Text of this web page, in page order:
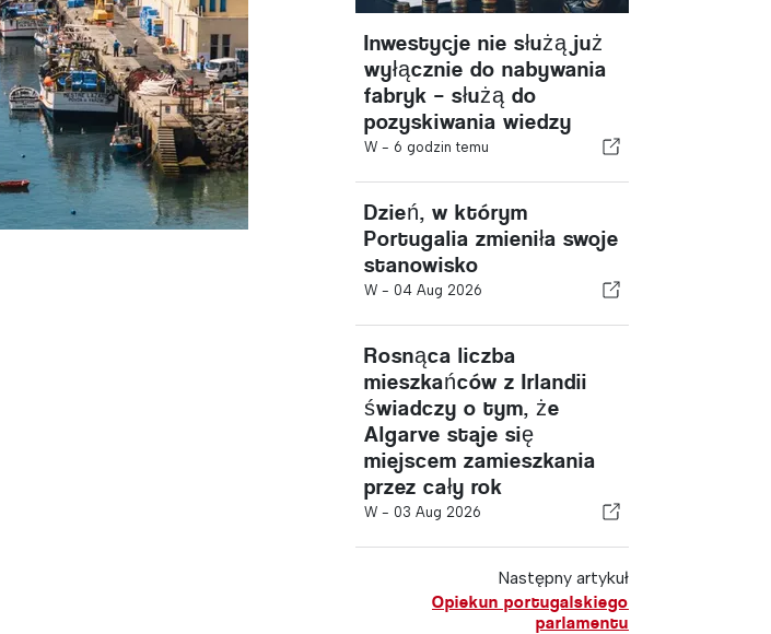
Inwestycje nie służą już
wyłącznie do nabywania
fabryk – służą do
pozyskiwania wiedzy
W - 6 godzin temu
Dzień, w którym
Portugalia zmieniła swoje
stanowisko
W - 04 Aug 2026
Rosnąca liczba
mieszkańców z Irlandii
świadczy o tym, że
Algarve staje się
miejscem zamieszkania
przez cały rok
W - 03 Aug 2026
Następny artykuł
Opiekun portugalskiego
parlamentu